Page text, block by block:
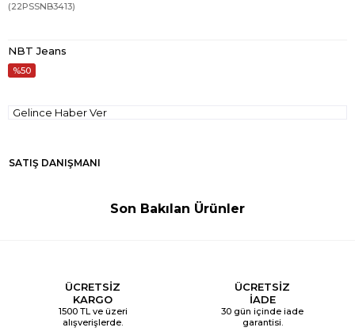
(22PSSNB3413)
NBT Jeans
50
Gelince Haber Ver
SATIŞ DANIŞMANI
Son Bakılan Ürünler
ÜCRETSİZ
KARGO
1500 TL ve üzeri
alışverişlerde.
ÜCRETSİZ
İADE
30 gün içinde iade
garantisi.